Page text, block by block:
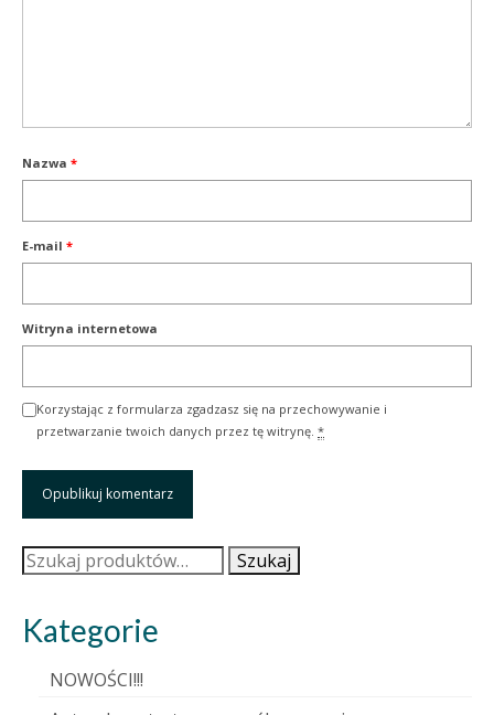
Nazwa *
E-mail *
Witryna internetowa
Korzystając z formularza zgadzasz się na przechowywanie i
przetwarzanie twoich danych przez tę witrynę. *
Szukaj: Szukaj
Kategorie
NOWOŚCI!!!